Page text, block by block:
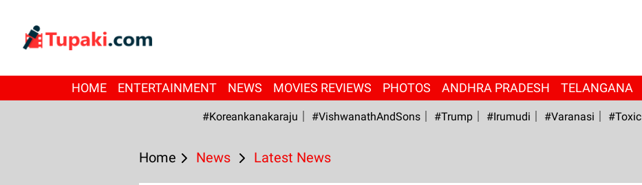
HOME ENTERTAINMENT NEWS MOVIES REVIEWS PHOTOS ANDHRA PRADESH TELANGANA
#Koreankanakaraju #VishwanathAndSons #Trump #irumudi #Varanasi #Toxic
Home News Latest News